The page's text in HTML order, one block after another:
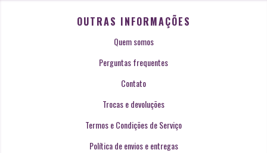
OUTRAS INFORMAÇÕES
Quem somos
Perguntas frequentes
Contato
Trocas e devoluções
Termos e Condições de Serviço
Política de envios e entregas